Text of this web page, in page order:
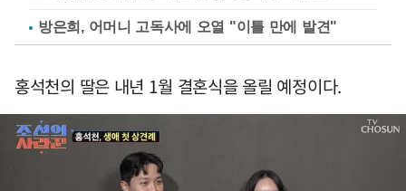
방은희, 어머니 고독사에 오열 "이틀 만에 발견"
홍석천의 딸은 내년 1월 결혼식을 올릴 예정이다.